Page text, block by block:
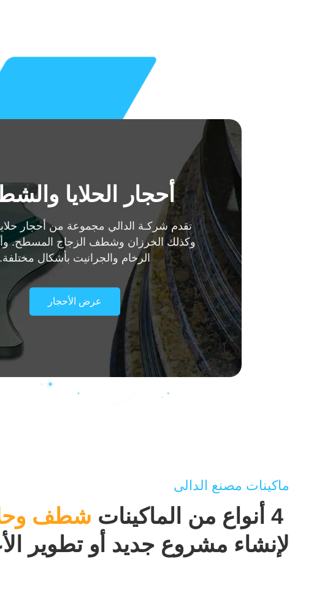
أحجار الحلايا
تقدم شركـة الدالي مجموعة من أحجار
وكذلك الخرزان وشطف الزجاج المسطح.
الرخام والجرانيت بأشكال مختلفة.
عرض الأحجار
ماكينات مصنع الدالى
شطف
لإنشاء مشروع جديد أو تطوير